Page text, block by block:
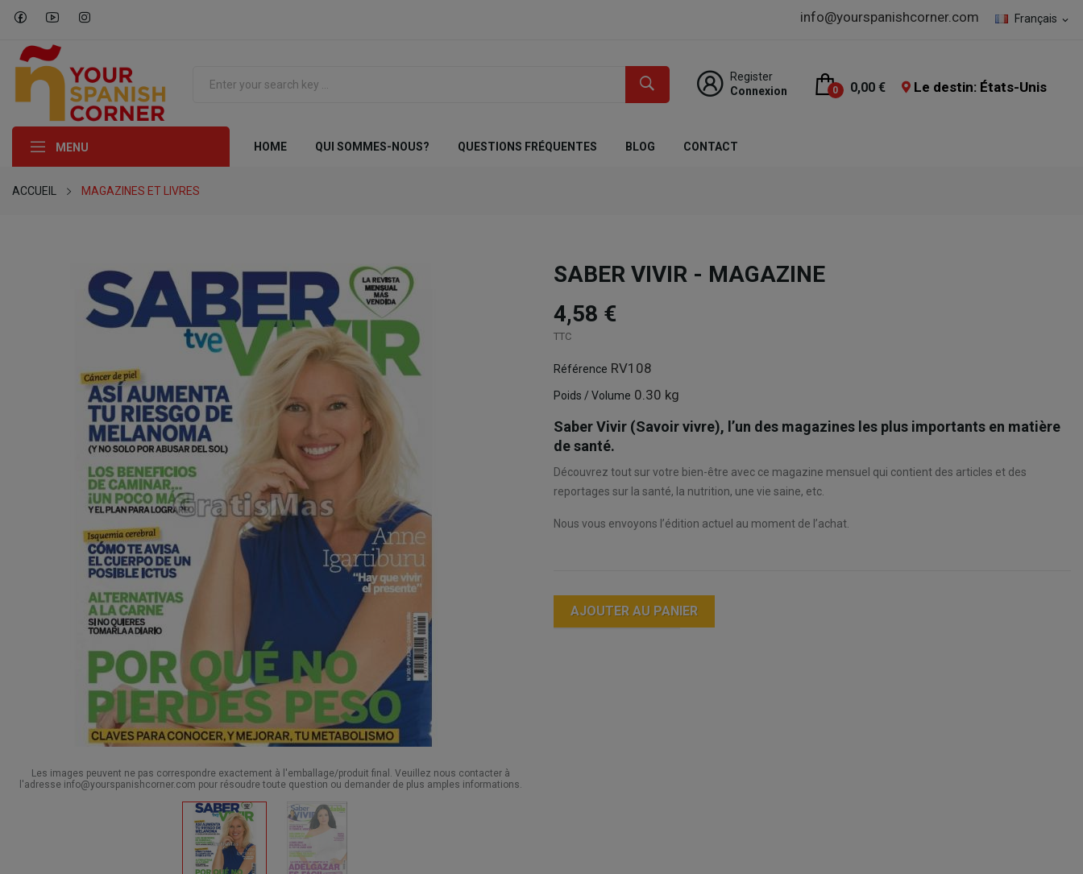
Français expand_more
info@yourspanishcorner.com
Register
Connexion
0 0,00 € Le destin: États-Unis
MENU HOME QUI SOMMES-NOUS? QUESTIONS FRÉQUENTES BLOG CONTACT
ACCUEIL MAGAZINES ET LIVRES
Les images peuvent ne pas correspondre exactement à l'emballage/produit final. Veuillez nous contacter à
l'adresse info@yourspanishcorner.com pour résoudre toute question ou demander de plus amples informations.
SABER VIVIR - MAGAZINE
4,58 €
TTC
Référence RV108
Poids / Volume 0.30 kg
Saber Vivir (Savoir vivre), l’un des magazines les plus importants en matière
de santé.
Découvrez tout sur votre bien-être avec ce magazine mensuel qui contient des articles et des
reportages sur la santé, la nutrition, une vie saine, etc.
Nous vous envoyons l’édition actuel au moment de l’achat.
AJOUTER AU PANIER